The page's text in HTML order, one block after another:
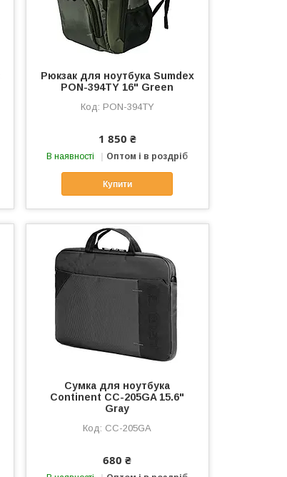
Рюкзак для ноутбука Sumdex
PON-394TY 16" Green
PON-394TY
1 850 ₴
В наявності Оптом і в роздріб
Купити
Сумка для ноутбука
Continent CC-205GA 15.6"
Gray
CC-205GA
680 ₴